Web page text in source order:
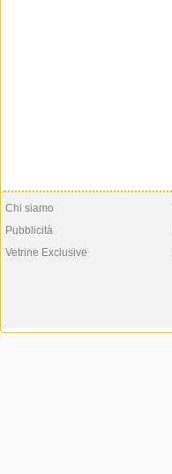
Chi siamo
Pubblicità
Vetrine Exclusive